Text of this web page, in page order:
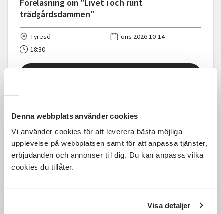
Denna webbplats använder cookies
Vi använder cookies för att leverera bästa möjliga
upplevelse på webbplatsen samt för att anpassa tjänster,
erbjudanden och annonser till dig. Du kan anpassa vilka
cookies du tillåter.
Visa detaljer
Föreläsning om "Livet i och runt
trädgårdsdammen"
Tyresö
ons 2026-10-14
18:30
150 SEK